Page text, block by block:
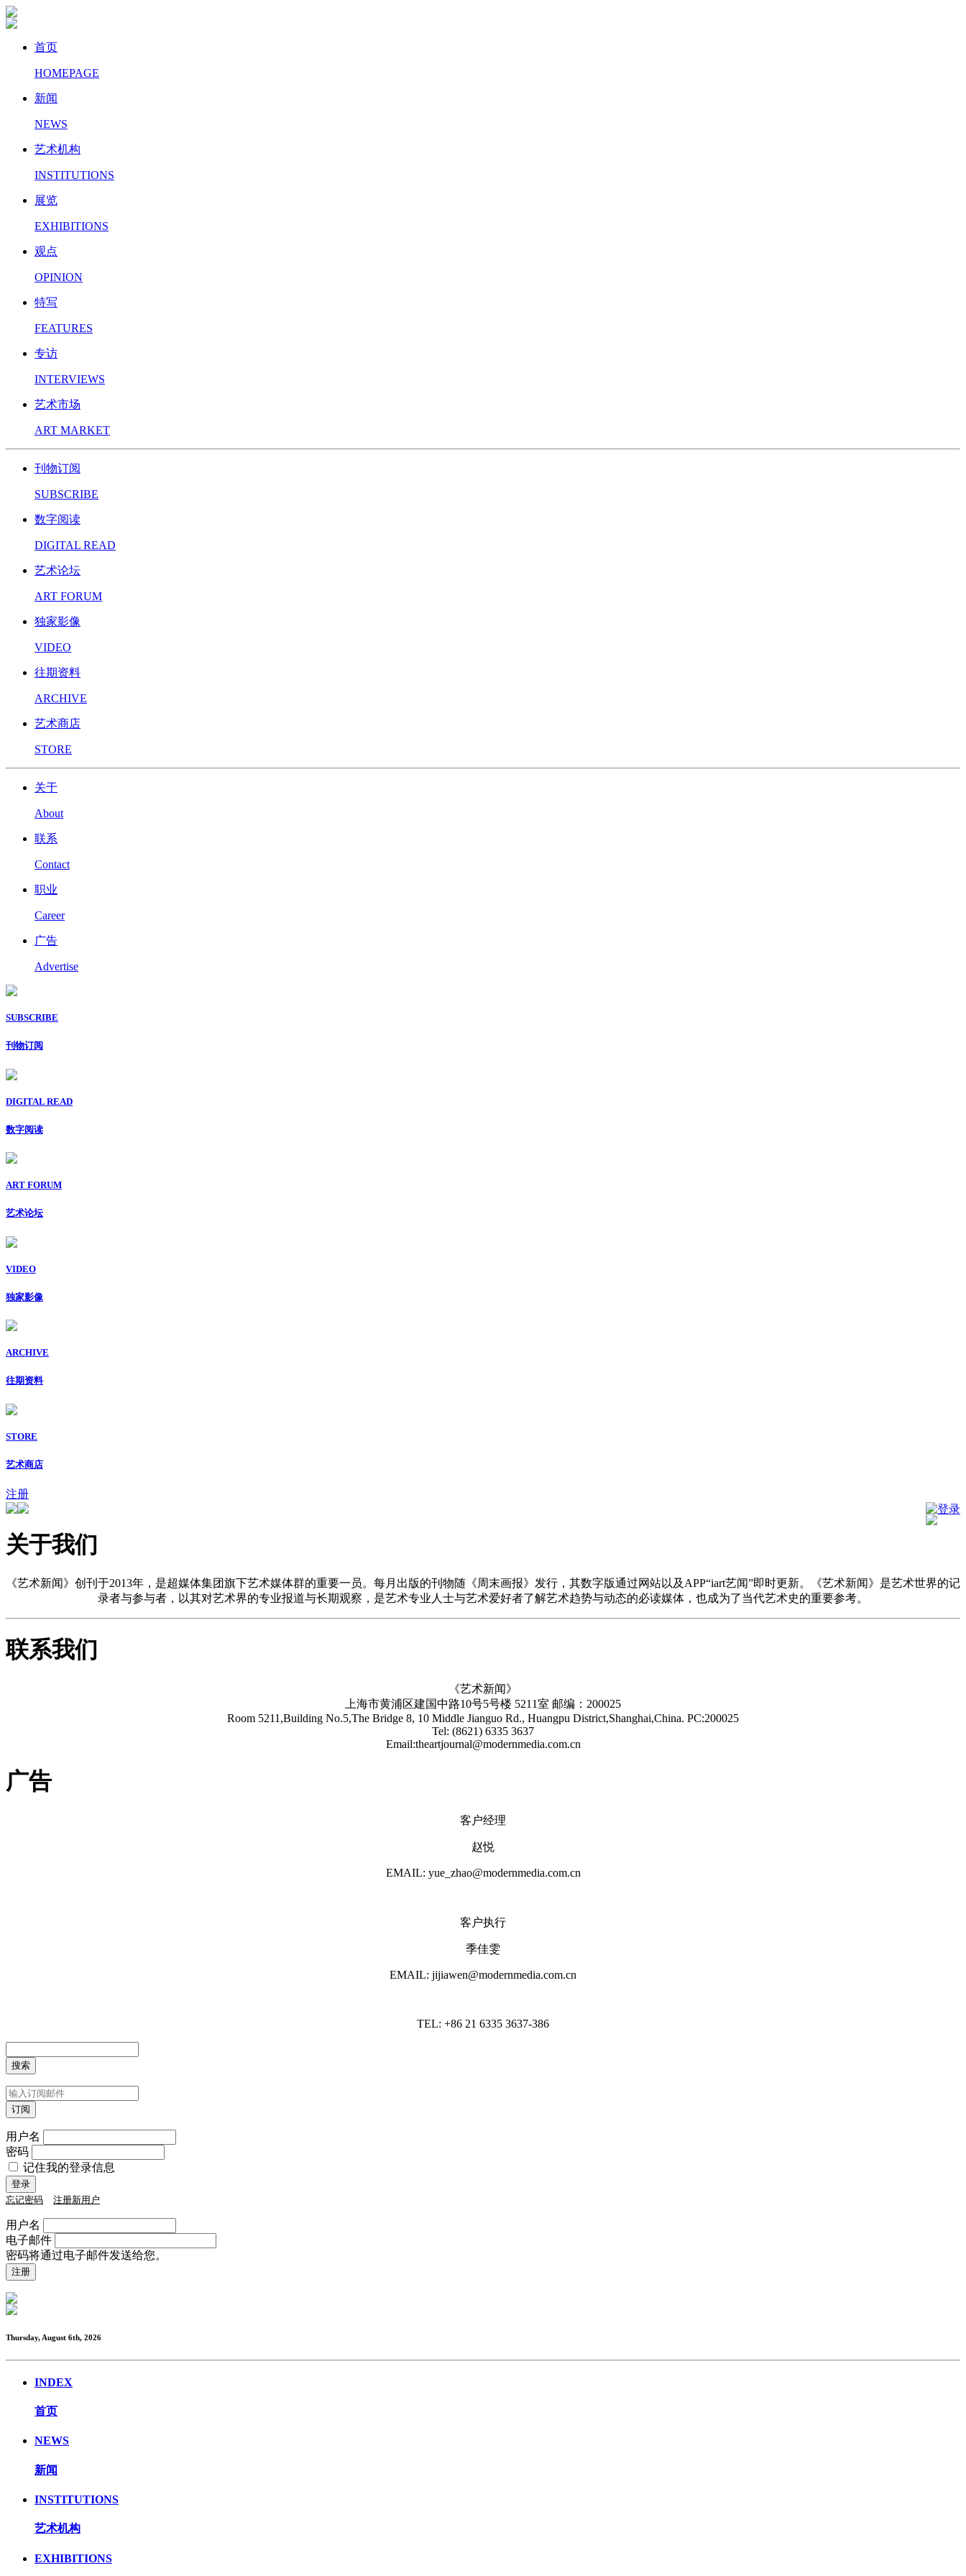
首页
HOMEPAGE
新闻
NEWS
艺术机构
INSTITUTIONS
展览
EXHIBITIONS
观点
OPINION
特写
FEATURES
专访
INTERVIEWS
艺术市场
ART MARKET
刊物订阅
SUBSCRIBE
数字阅读
DIGITAL READ
艺术论坛
ART FORUM
独家影像
VIDEO
往期资料
ARCHIVE
艺术商店
STORE
关于
About
联系
Contact
职业
Career
广告
Advertise
SUBSCRIBE
刊物订阅
DIGITAL READ
数字阅读
ART FORUM
艺术论坛
VIDEO
独家影像
ARCHIVE
往期资料
STORE
艺术商店
注册
登录
关于我们
《艺术新闻》创刊于2013年，是超媒体集团旗下艺术媒体群的重要一员。每月出版的刊物随《周末画报》发行，其数字版通过网站以及APP“iart艺闻”即时更新。《艺术新闻》是艺术世界的记
录者与参与者，以其对艺术界的专业报道与长期观察，是艺术专业人士与艺术爱好者了解艺术趋势与动态的必读媒体，也成为了当代艺术史的重要参考。
联系我们
《艺术新闻》
上海市黄浦区建国中路10号5号楼 5211室 邮编：200025
Room 5211,Building No.5,The Bridge 8, 10 Middle Jianguo Rd., Huangpu District,Shanghai,China. PC:200025
Tel: (8621) 6335 3637
Email:theartjournal@modernmedia.com.cn
广告
客户经理
赵悦
EMAIL: yue_zhao@modernmedia.com.cn
客户执行
季佳雯
EMAIL: jijiawen@modernmedia.com.cn
TEL: +86 21 6335 3637-386
用户名
密码
记住我的登录信息
忘记密码 注册新用户
用户名
电子邮件
密码将通过电子邮件发送给您。
Thursday, August 6th, 2026
INDEX
首页
NEWS
新闻
INSTITUTIONS
艺术机构
EXHIBITIONS